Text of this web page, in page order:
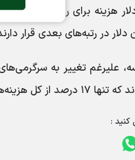
| خبرگزاری ایسنا
کنید :